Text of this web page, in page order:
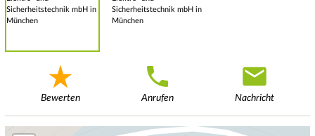
Bewerten Anrufen Nachricht